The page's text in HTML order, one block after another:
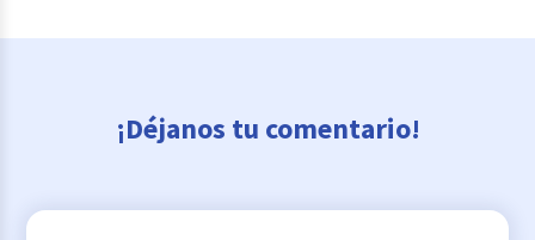
¡Déjanos tu comentario!